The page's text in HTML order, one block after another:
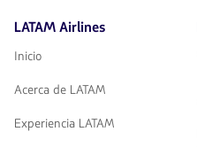
LATAM Airlines
Inicio
Acerca de LATAM
Experiencia LATAM